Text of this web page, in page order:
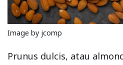
Image by jcomp
Prunus dulcis, atau